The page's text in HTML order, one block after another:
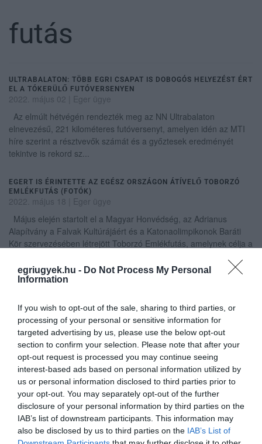
egriugyek.hu - Do Not Process My Personal
Information
If you wish to opt-out of the sale, sharing to third parties, or
processing of your personal or sensitive information for
targeted advertising by us, please use the below opt-out
section to confirm your selection. Please note that after your
opt-out request is processed you may continue seeing
interest-based ads based on personal information utilized by
us or personal information disclosed to third parties prior to
your opt-out. You may separately opt-out of the further
disclosure of your personal information by third parties on the
IAB’s list of downstream participants. This information may
also be disclosed by us to third parties on the IAB’s List of
futás
ULTRABALATON: TÖBB EGRI CSAPAT IS DOBOGÓS HELYEZÉST ÉRT
EL A TÓKERÜLŐ FUTÓVERSENYEN
2022. május 02
Eger ügye
Az elmúlt hétvégén rendezték meg az NN Ultrabalaton
elnevezésű, 221 kilométeres futóversenyt, amelyen idén az MTI
híre szerint a résztvevők számát és a győztesek eredményét
tekintve is rekord sz...
EGERT IS ÉRINTETTE AZ EGÉSZ ORSZÁGON ÁTÍVELŐ TOBORZÓ
EMLÉKFUTÁS (FOTÓK)
2022. május 18
Eger ügye
Május elején startolt el a Magyar Honvédség, az Adrianus
Alapítvány a Falvak Kultúrájáért és a Katonaolimpikonok Baráti
Kör szervezésében létrejött Toborzó Emlékfutás, amelynek célja a
ALLERGIÁS ROHAMAI ÉS ORRVÉRZÉSE ELLENÉRE IS ORSZÁGOS
2022. május 23
Környék ügye
A Füzesabonyi SC ultrafutója, Juhász Sándor nemcsak Egerben
végzett az első helyen: orrvérzéssel párosult allergiás rohamai
ellenére 82,46 kilométeres teljesítménnyel országos legjobbnak
bizonyu...
SZOMBATON TARTJÁK A KÉKES CSÚCSFUTÁST, AMI
FORGALOMKORLÁTOZÁSSAL JÁR
2022. augusztus 26|Környék ügye
Huszonötödik alkalommal rendezik meg a hétvégén hazánk
egyik legnehezebb futóversenyét, a Kékes Csúcsfutást. A